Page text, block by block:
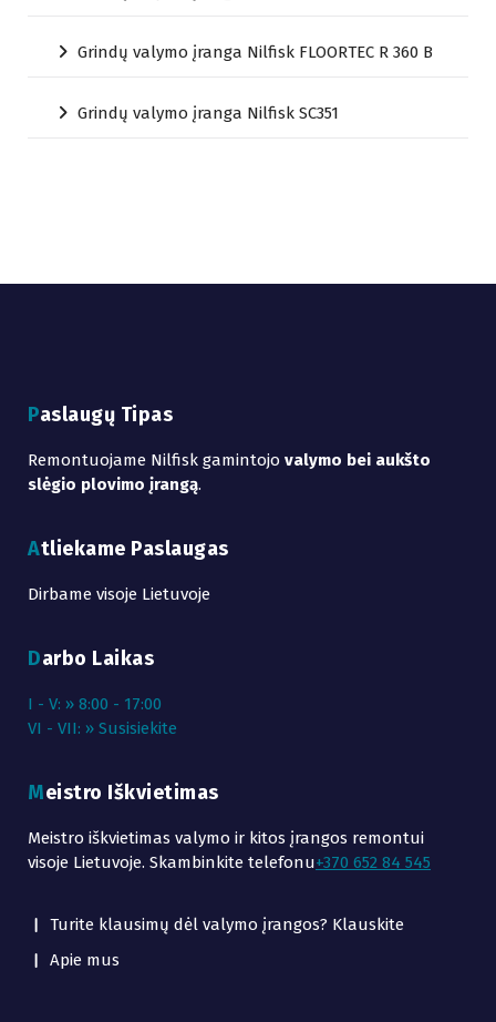
Grindų valymo įranga Nilfisk FLOORTEC R 360 B
Grindų valymo įranga Nilfisk SC351
Paslaugų Tipas
Remontuojame Nilfisk gamintojo valymo bei aukšto
slėgio plovimo įrangą.
Atliekame Paslaugas
Dirbame visoje Lietuvoje
Darbo Laikas
I - V: » 8:00 - 17:00
VI - VII: » Susisiekite
Meistro Iškvietimas
Meistro iškvietimas valymo ir kitos įrangos remontui
visoje Lietuvoje. Skambinkite telefonu+370 652 84 545
Turite klausimų dėl valymo įrangos? Klauskite
Apie mus